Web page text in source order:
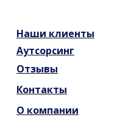
О компании
Контакты
Отзывы
Аутсорсинг
Наши клиенты